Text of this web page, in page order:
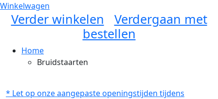
Winkelwagen
Verder winkelen
Verdergaan met
bestellen
Home
Bruidstaarten
* Let op onze aangepaste openingstijden tijdens